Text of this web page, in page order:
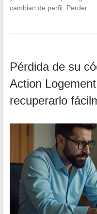
cambian de perfil. Perder…
Pérdida de su
Action
recuperarlo